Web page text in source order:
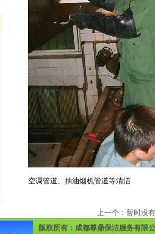
空调管道、抽油烟机管道等清洁
上一个：暂时没有
版权所有：成都尊鼎保洁服务有限